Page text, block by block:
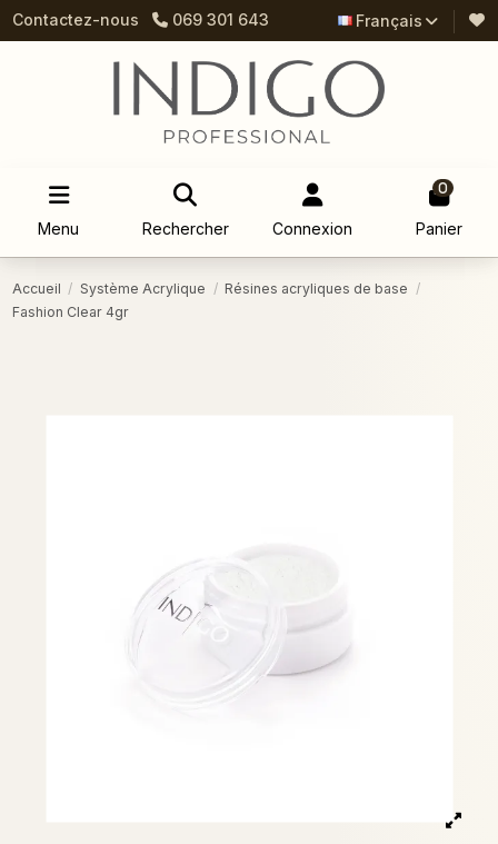
Contactez-nous 069 301 643 Français
Menu Rechercher Connexion
0
Panier
Accueil Système Acrylique
Résines acryliques de base
Fashion Clear 4gr